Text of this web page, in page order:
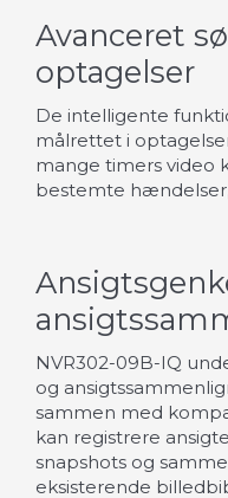
Avanceret
optagelser
De intelligente
målrettet i
mange timers video
bestemte
NVR302-09B-IQ
og
sammen med
kan registrere
snapshots og
eksisterende